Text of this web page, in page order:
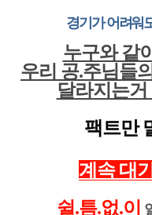
경기가 어려워
누구와 같
우리 공.주님들
달라지는거
팩트만
계속 대
쉴.틈.없.이